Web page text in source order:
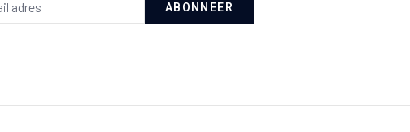
ABONNEER